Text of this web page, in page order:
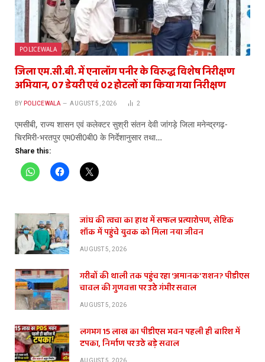
POLICEWALA
जिला एम.सी.बी. में एनालॉग पनीर के विरुद्ध विशेष निरीक्षण
अभियान, 07 डेयरी एवं 02 होटलों का किया गया निरीक्षण
BY POLICEWALA AUGUST 5, 2026 2
एमसीबी, राज्य शासन एवं कलेक्टर सुश्री संतन देवी जांगड़े जिला मनेन्द्रगढ़-
चिरमिरी-भरतपुर एम0सी0बी0 के निर्देशानुसार तथा…
Share this:
जांघ की त्वचा का हाथ में सफल प्रत्यारोपण, सेप्टिक
शॉक में पहुंचे युवक को मिला नया जीवन
AUGUST 5, 2026
गरीबों की थाली तक पहुंच रहा ‘अमानक’ राशन? पीडीएस
चावल की गुणवत्ता पर उठे गंभीर सवाल
AUGUST 5, 2026
लगभग 15 लाख का पीडीएस भवन पहली ही बारिश में
टपका, निर्माण पर उठे बड़े सवाल
AUGUST 5, 2026